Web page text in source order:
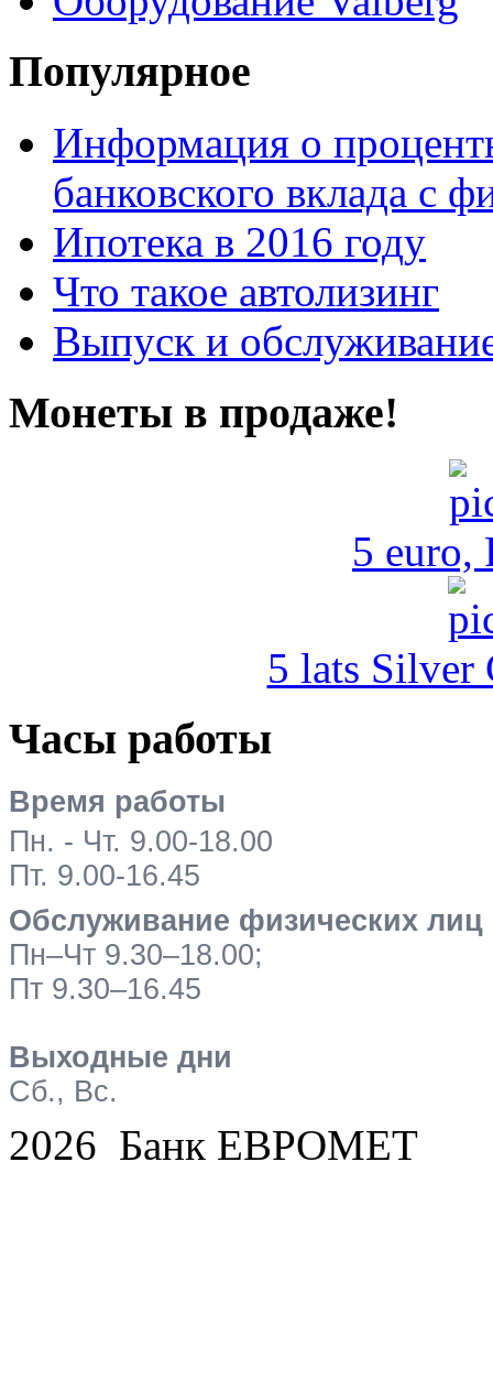
Популярное
Информация о
банковского вклада с
Ипотека в 2016 году
Что такое автолизинг
Выпуск и
Монеты в продаже!
5 euro,
5 lats Silver
Часы работы
Время работы
Пн. - Чт. 9.00-18.00
Пт. 9.00-16.45
Обслуживание физических лиц
Пн–Чт 9.30–18.00;
Пт 9.30–16.45
Выходные дни
Сб., Вс.
2026 Банк ЕВРОМЕТ